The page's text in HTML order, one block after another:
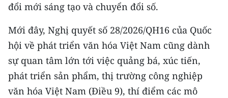
한국어
đổi mới sáng tạo và chuyển đổi số.
Mới đây, Nghị quyết số 28/2026/QH16 của Quốc
hội về phát triển văn hóa Việt Nam cũng dành
sự quan tâm lớn tới việc quảng bá, xúc tiến,
phát triển sản phẩm, thị trường công nghiệp
văn hóa Việt Nam (Điều 9), thí điểm các mô